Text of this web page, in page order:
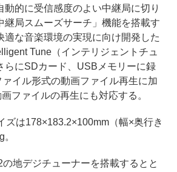
動的に受信感度のよい中継局に切り
継局スムーズサーチ」機能を搭載す
適な音楽環境の実現に向け開発した
Tune（インテリジェントチュ
らにSDカード、USBメモリーに録
イル形式の動画ファイル再生に加
ファイルの再生にも対応する。
は178×183.2×100mm（幅×奥行き
地デジチューナーを搭載するとと